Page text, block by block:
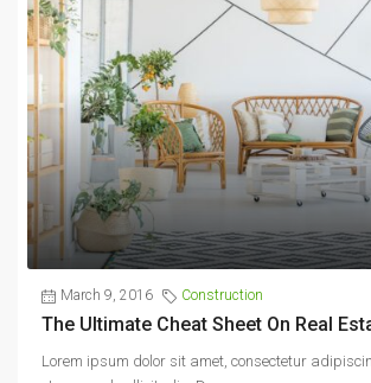
March 9, 2016 Construction
The Ultimate Cheat Sheet On Real
Lorem ipsum dolor sit amet, consectetur